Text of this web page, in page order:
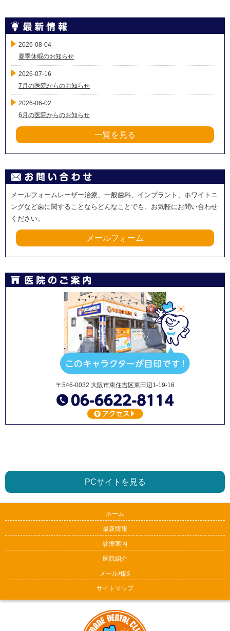
2026-08-04
夏季休暇のお知らせ
2026-07-16
7月の医院からのお知らせ
2026-06-02
6月の医院からのお知らせ
一覧を見る
メールフォームレーザー治療、一般歯科、インプラント、ホワイトニ
ングなど歯に関することならどんなことでも、お気軽にお問い合わせ
ください。
メールフォーム
〒546-0032 大阪市東住吉区東田辺1-19-16
PCサイトを見る
ホーム
最新情報
診療案内
医院紹介
メール相談
サイトマップ